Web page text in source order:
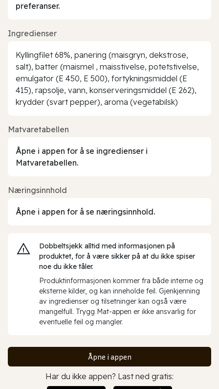
preferanser.
Ingredienser
Kyllingfilet 68%, panering (maisgryn, dekstrose,
salt), batter (maismel , maisstivelse, potetstivelse,
emulgator (E 450, E 500), fortykningsmiddel (E
415), rapsolje, vann, konserveringsmiddel (E 262),
krydder (svart pepper), aroma (vegetabilsk)
Matvaretabellen
Åpne i appen for å se ingredienser i
Matvaretabellen.
Næringsinnhold
Åpne i appen for å se næringsinnhold.
Dobbeltsjekk alltid med informasjonen på
produktet, for å være sikker på at du ikke spiser
noe du ikke tåler.
Produktinformasjonen kommer fra både interne og
eksterne kilder, og kan inneholde feil. Gjenkjenning
av ingredienser og tilsetninger kan også være
mangelfull. Trygg Mat-appen er ikke ansvarlig for
eventuelle feil og mangler.
Åpne i appen
Har du ikke appen? Last ned gratis: